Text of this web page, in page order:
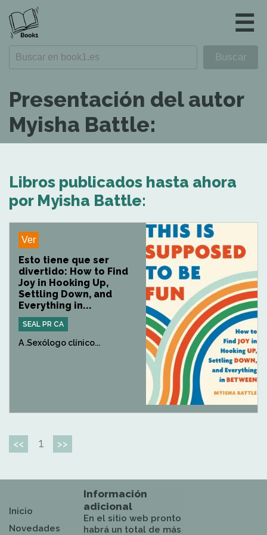
☰
Presentación del autor
Myisha Battle:
Libros publicados hasta ahora
por Myisha Battle:
Ver
Esto tiene que ser
divertido: How to Find
Joy in Hooking Up,
Settling Down, and
Everything in...
SEAL PR CA
A .Sexólogo clínico...
<< 1 >>
Inicio
Novedades
Información
adicional
En el sitio web pronto
habrá un total de más